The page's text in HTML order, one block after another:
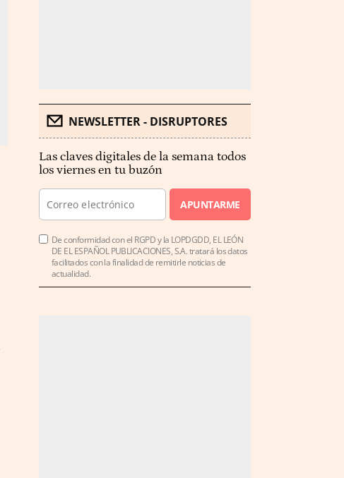
NEWSLETTER - DISRUPTORES
Las claves digitales de la semana todos
los viernes en tu buzón
APUNTARME
De conformidad con el RGPD y la LOPDGDD, EL LEÓN
DE EL ESPAÑOL PUBLICACIONES, S.A. tratará los datos
facilitados con la finalidad de remitirle noticias de
actualidad.